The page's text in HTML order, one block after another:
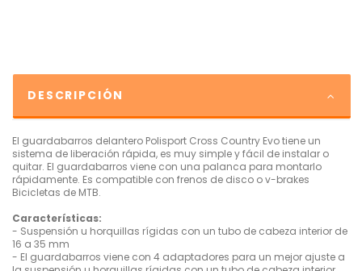
DESCRIPCIÓN
El guardabarros delantero Polisport Cross Country Evo tiene un
sistema de liberación rápida, es muy simple y fácil de instalar o
quitar. El guardabarros viene con una palanca para montarlo
rápidamente. Es compatible con frenos de disco o v-brakes
Bicicletas de MTB.
Características:
- Suspensión u horquillas rígidas con un tubo de cabeza interior de
16 a 35 mm
- El guardabarros viene con 4 adaptadores para un mejor ajuste a